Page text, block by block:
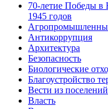
70-летие Победы в
1945 годов
Антикоррупция
Архитектура
Безопасность
Биологические
Благоустройство
Вести из поселений
Власть